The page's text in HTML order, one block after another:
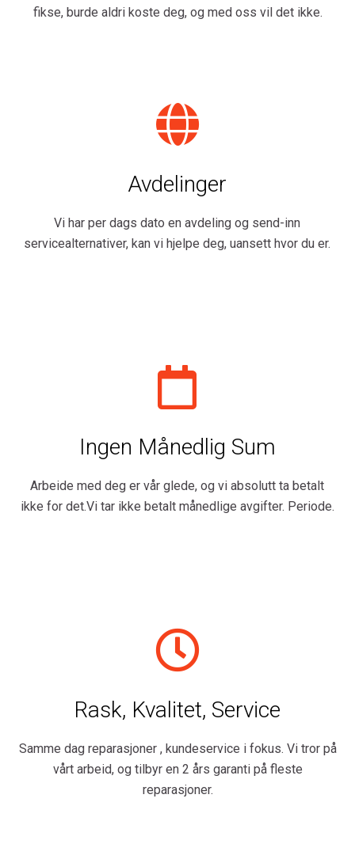
fikse, burde aldri koste deg, og med oss ​​vil det ikke.
Avdelinger
Vi har per dags dato en avdeling og send-inn
servicealternativer, kan vi hjelpe deg, uansett hvor du er.
Ingen Månedlig Sum
Arbeide med deg er vår glede, og vi absolutt ta betalt
ikke for det.Vi tar ikke betalt månedlige avgifter. Periode.
Rask, Kvalitet, Service
Samme dag reparasjoner , kundeservice i fokus. Vi tror på
vårt arbeid, og tilbyr en 2 års garanti på fleste
reparasjoner.